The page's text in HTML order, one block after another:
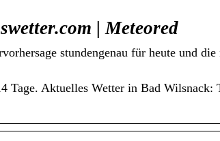
| Meteored
stundengenau für heute und die
Aktuelles Wetter in Bad Wilsnack: